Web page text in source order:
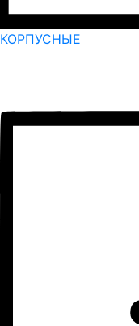
КОРПУСНЫЕ